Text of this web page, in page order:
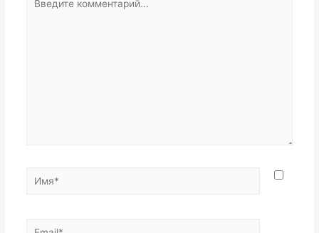
комментарий...
Имя*
Email*